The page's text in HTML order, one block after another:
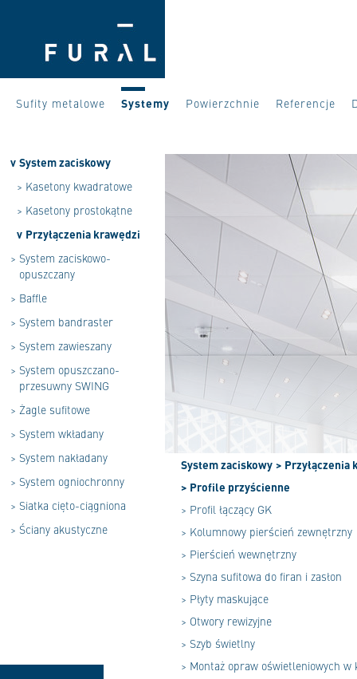
Sufity metalowe Systemy Powierzchnie Referencje
v System zaciskowy
> Kasetony kwadratowe
> Kasetony prostokątne
v Przyłączenia krawędzi
> System zaciskowo-
opuszczany
> Baffle
> System bandraster
> System zawieszany
> System opuszczano-
przesuwny SWING
> Żagle sufitowe
> System wkładany
> System nakładany
> System ogniochronny
> Siatka cięto-ciągniona
> Ściany akustyczne
System zaciskowy > Przyłączenia
> Profile przyścienne
> Profil łączący GK
> Kolumnowy pierścień zewnętrzny
> Pierścień wewnętrzny
> Szyna sufitowa do firan i zasłon
> Płyty maskujące
> Otwory rewizyjne
> Szyb świetlny
> Montaż opraw oświetleniowych